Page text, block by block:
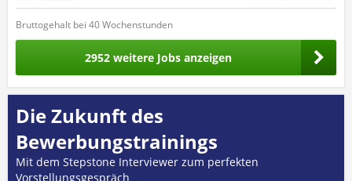
Bruttogehalt bei 40 Wochenstunden
2952 weitere Jobs anzeigen
Die Zukunft des
Bewerbungstrainings
Mit dem Stepstone Interviewer zum perfekten
Vorstellungsgespräch